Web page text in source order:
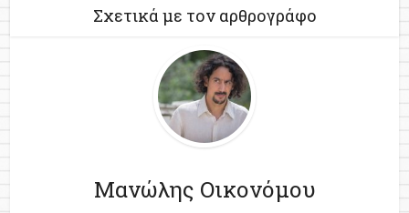
Σχετικά με τον αρθρογράφο
Μανώλης Οικονόμου